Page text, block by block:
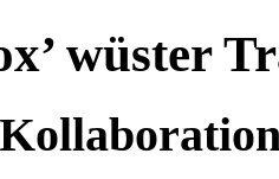
wüster